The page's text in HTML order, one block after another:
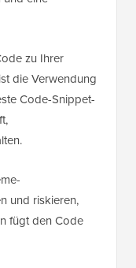
zu Ihrer
die Verwendung
Code-Snippet-
und riskieren,
fügt den Code